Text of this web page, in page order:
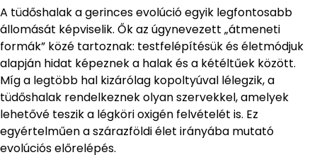
A tüdőshalak a gerinces evolúció egyik legfontosabb
állomását képviselik. Ők az úgynevezett „átmeneti
formák” közé tartoznak: testfelépítésük és életmódjuk
alapján hidat képeznek a halak és a kétéltűek között.
Míg a legtöbb hal kizárólag kopoltyúval lélegzik, a
tüdőshalak rendelkeznek olyan szervekkel, amelyek
lehetővé teszik a légköri oxigén felvételét is. Ez
egyértelműen a szárazföldi élet irányába mutató
evolúciós előrelépés.